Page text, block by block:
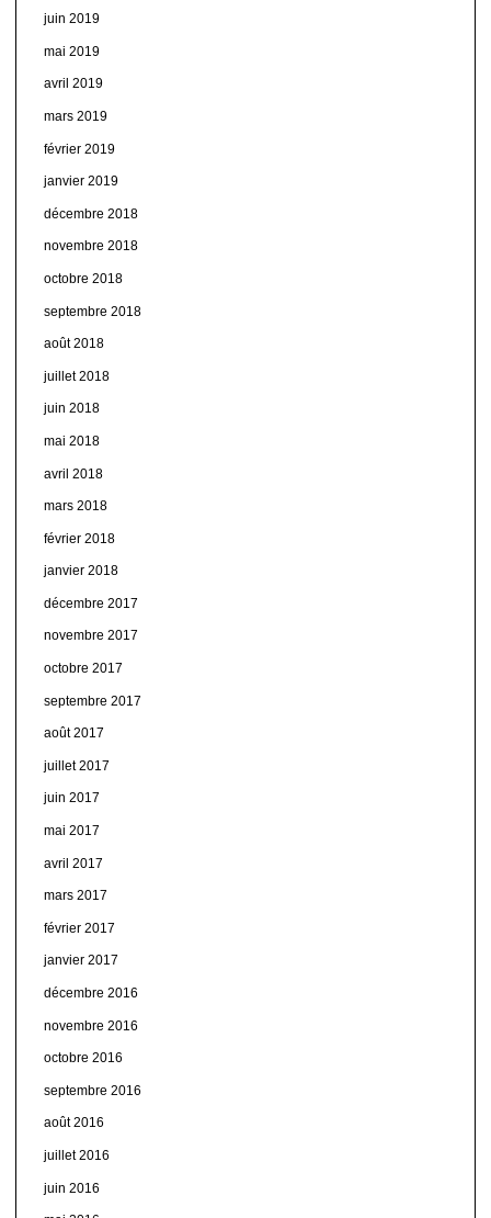
juin 2019
mai 2019
avril 2019
mars 2019
février 2019
janvier 2019
décembre 2018
novembre 2018
octobre 2018
septembre 2018
août 2018
juillet 2018
juin 2018
mai 2018
avril 2018
mars 2018
février 2018
janvier 2018
décembre 2017
novembre 2017
octobre 2017
septembre 2017
août 2017
juillet 2017
juin 2017
mai 2017
avril 2017
mars 2017
février 2017
janvier 2017
décembre 2016
novembre 2016
octobre 2016
septembre 2016
août 2016
juillet 2016
juin 2016